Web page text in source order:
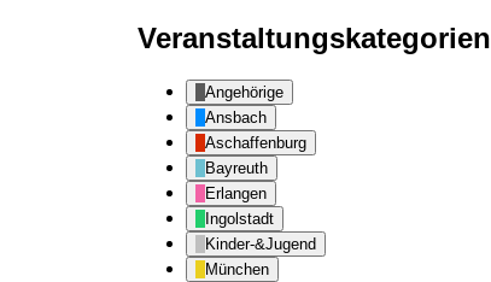
Veranstaltungskategorien
Angehörige
Ansbach
Aschaffenburg
Bayreuth
Erlangen
Ingolstadt
Kinder-&Jugend
München